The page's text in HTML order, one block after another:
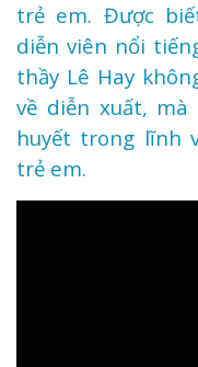
trẻ em. Được
diễn viên nổi
thầy Lê Hay
về diễn xuất,
huyết trong lĩnh
trẻ em.